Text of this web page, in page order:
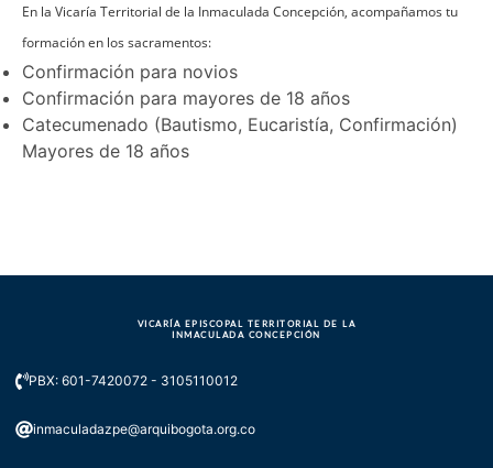
En la Vicaría Territorial de la Inmaculada Concepción, acompañamos tu
formación en los sacramentos:
Confirmación para novios
Confirmación para mayores de 18 años
Catecumenado (Bautismo, Eucaristía, Confirmación)
Mayores de 18 años
VICARÍA EPISCOPAL TERRITORIAL DE LA
INMACULADA CONCEPCIÓN
PBX: 601-7420072 - 3105110012
inmaculadazpe@arquibogota.org.co